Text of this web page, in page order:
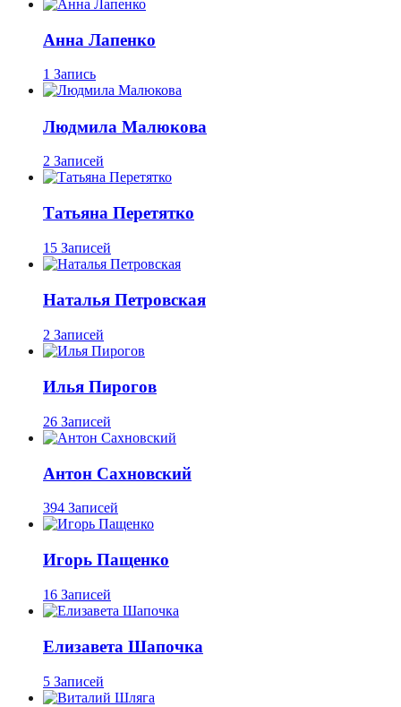
Анна Лапенко
1 Запись
Людмила Малюкова
2 Записей
Татьяна Перетятко
15 Записей
Наталья Петровская
2 Записей
Илья Пирогов
26 Записей
Антон Сахновский
394 Записей
Игорь Пащенко
16 Записей
Елизавета Шапочка
5 Записей